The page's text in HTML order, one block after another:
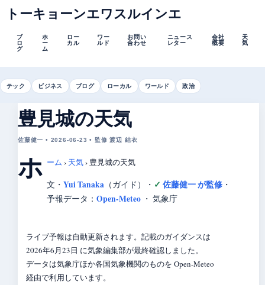
トーキョーンエワスルインエ
ブ
ロ
グ
ホ
ー
ム
ロー
カル
ワー
ルド
お問い
合わせ
ニュース
レター
会社
概要
天
気
テック ビジネス ブログ ローカル ワールド 政治
豊見城の天気
佐藤健一 • 2026-06-23 • 監修 渡辺 結衣
ホ ーム › 天気› 豊見城の天気
文・ Yui Tanaka （ガイド） ・ 佐藤健一 が監修 ・
予報データ： Open-Meteo ・ 気象庁
ライブ予報は自動更新されます。記載のガイダンスは
2026年6月23日 に気象編集部が最終確認しました。
データは気象庁ほか各国気象機関のものを Open-Meteo
経由で利用しています。